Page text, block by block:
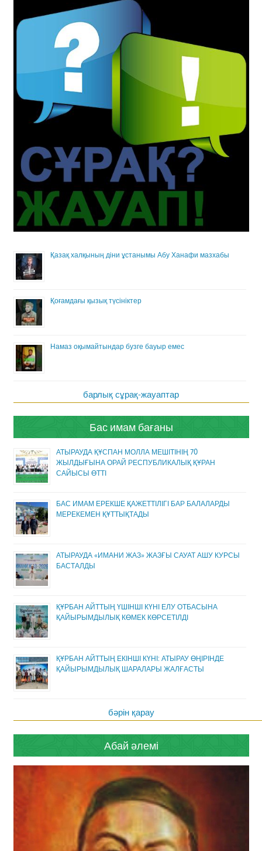
Қазақ халқының діни ұстанымы Абу Ханафи мазхабы
Қоғамдағы қызық түсініктер
Намаз оқымайтындар бузге бауыр емес
барлық сұрақ-жауаптар
Бас имам бағаны
АТЫРАУДА ҚҰСПАН МОЛЛА МЕШІТІНІҢ 70
ЖЫЛДЫҒЫНА ОРАЙ РЕСПУБЛИКАЛЫҚ ҚҰРАН
САЙЫСЫ ӨТТІ
БАС ИМАМ ЕРЕКШЕ ҚАЖЕТТІЛІГІ БАР БАЛАЛАРДЫ
МЕРЕКЕМЕН ҚҰТТЫҚТАДЫ
АТЫРАУДА «ИМАНИ ЖАЗ» ЖАЗҒЫ САУАТ АШУ КУРСЫ
БАСТАЛДЫ
ҚҰРБАН АЙТТЫҢ ҮШІНШІ КҮНІ ЕЛУ ОТБАСЫНА
ҚАЙЫРЫМДЫЛЫҚ КӨМЕК КӨРСЕТІЛДІ
ҚҰРБАН АЙТТЫҢ ЕКІНШІ КҮНІ: АТЫРАУ ӨҢІРІНДЕ
ҚАЙЫРЫМДЫЛЫҚ ШАРАЛАРЫ ЖАЛҒАСТЫ
бәрін қарау
Абай әлемі